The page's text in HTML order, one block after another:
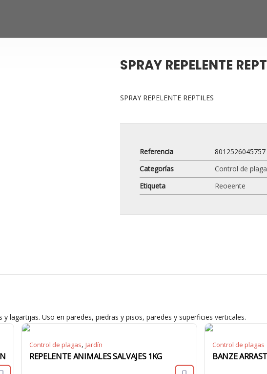
SPRAY REPELENTE
SPRAY REPELENTE REPTILES
Referencia
8012526045757
Categorías
Control de
Etiqueta
Reoeente
lagartijas. Uso en paredes, piedras y pisos, paredes y superficies verticales.
Control de plagas, Jardín
REPELENTE ANIMALES SALVAJES 1KG
Control de plagas
BANZE